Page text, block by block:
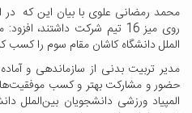
محمد رمضانی علوی با بیان این که در
روی میز 16 تیم شرکت
الملل دانشگاه کاشان مقام سوم را کسب
مدیر تربیت بدنی از سازماندهی و
حضور و مشارکت بهتر و کسب
المپیاد ورزشی دانشجویان بین‌الملل